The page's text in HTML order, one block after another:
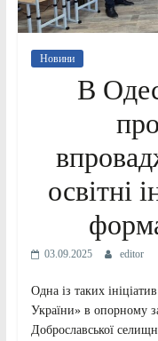
Новини
В
освітні
03.09.2025 editor
Одна із таких
України» в опорному
Доброславської